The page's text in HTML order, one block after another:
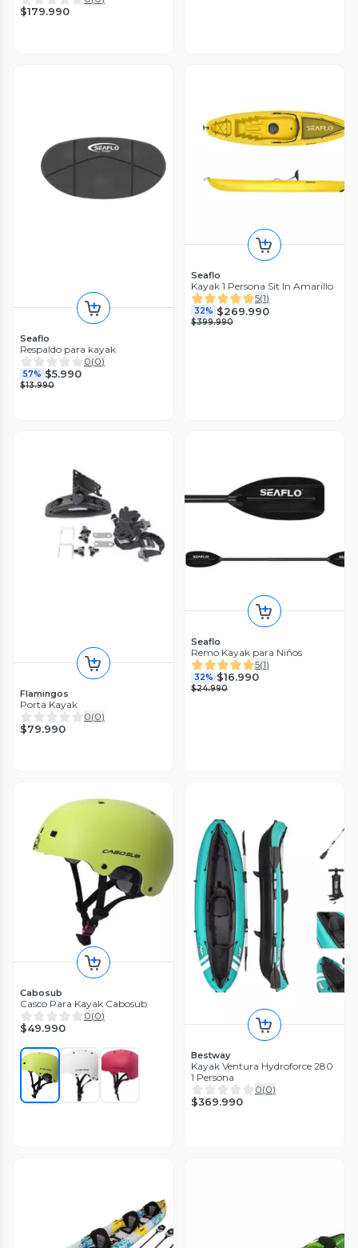
$179.990
Seaflo
Respaldo para kayak
0(0)
57% $5.990
$13.990
Seaflo
Kayak 1 Persona Sit In Amarillo
5(1)
32% $269.990
$399.990
Flamingos
Porta Kayak
0(0)
$79.990
Seaflo
Remo Kayak para Niños
5(1)
32% $16.990
$24.990
Cabosub
Casco Para Kayak Cabosub
0(0)
$49.990
Bestway
Kayak Ventura Hydroforce 280
1 Persona
0(0)
$369.990